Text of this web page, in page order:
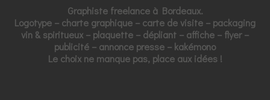
Graphiste freelance à Bordeaux.
Logotype – charte graphique – carte de visite – packaging
vin & spiritueux – plaquette – dépliant – affiche – flyer –
publicité – annonce presse – kakémono
Le choix ne manque pas, place aux idées !